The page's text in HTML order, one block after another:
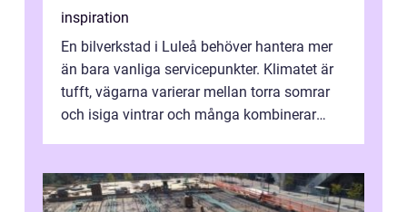
inspiration
En bilverkstad i Luleå behöver hantera mer
än bara vanliga servicepunkter. Klimatet är
tufft, vägarna varierar mellan torra somrar
och isiga vintrar och många kombinerar